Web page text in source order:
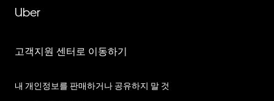
Uber
고객지원 센터로 이동하기
내 개인정보를 판매하거나 공유하지 말 것